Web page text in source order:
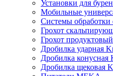
Установки для
Мобильные
Системы обработки
Грохот
Грохот
Дробилка ударная
Дробилка конусная
Дробилка щековая